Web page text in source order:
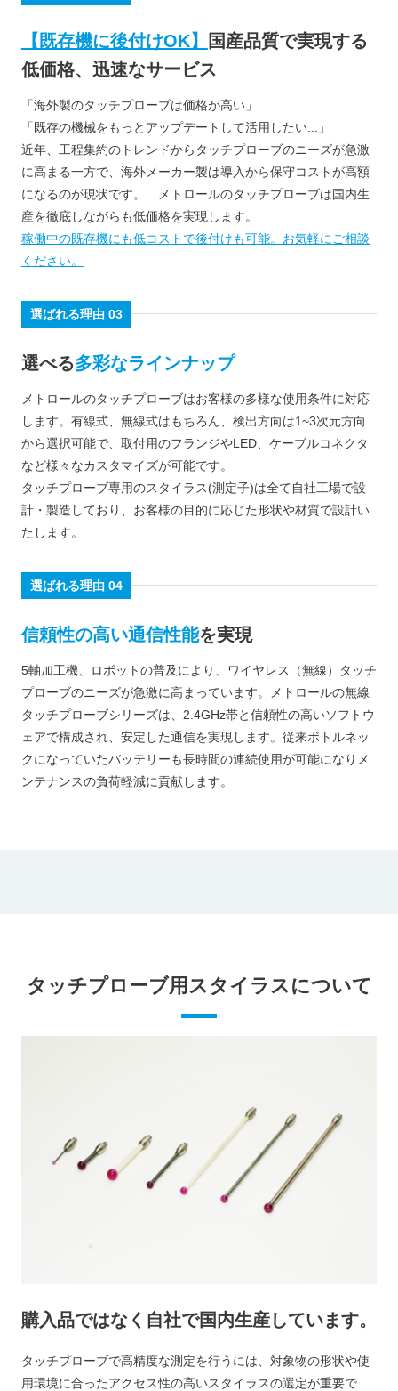
【既存機に後付けOK】
国産品質で実現する
低価格、迅速なサービス
「海外製のタッチプローブは価格が高い」
「既存の機械をもっとアップデートして活用したい...」
近年、工程集約のトレンドからタッチプローブのニーズが急激
に高まる一方で、海外メーカー製は導入から保守コストが高額
になるのが現状です。 メトロールのタッチプローブは国内生
産を徹底しながらも低価格を実現します。
稼働中の既存機にも低コストで後付けも可能。お気軽にご相談
ください。
選ばれる理由 03
選べる多彩なラインナップ
メトロールのタッチプローブはお客様の多様な使用条件に対応
します。有線式、無線式はもちろん、検出方向は1~3次元方向
から選択可能で、取付用のフランジやLED、ケーブルコネクタ
など様々なカスタマイズが可能です。
タッチプローブ専用のスタイラス(測定子)は全て自社工場で設
計・製造しており、お客様の目的に応じた形状や材質で設計い
たします。
選ばれる理由 04
信頼性の高い通信性能を実現
5軸加工機、ロボットの普及により、ワイヤレス（無線）タッチ
プローブのニーズが急激に高まっています。メトロールの無線
タッチプローブシリーズは、2.4GHz帯と信頼性の高いソフトウ
ェアで構成され、安定した通信を実現します。従来ボトルネッ
クになっていたバッテリーも長時間の連続使用が可能になりメ
ンテナンスの負荷軽減に貢献します。
タッチプローブ用スタイラスについて
購入品ではなく自社で国内生産しています。
タッチプローブで高精度な測定を行うには、対象物の形状や使
用環境に合ったアクセス性の高いスタイラスの選定が重要で